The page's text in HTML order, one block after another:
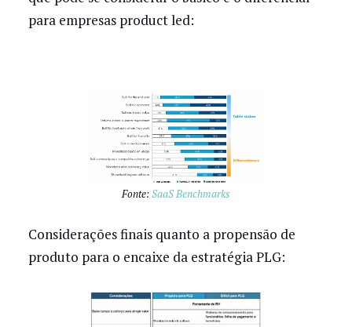
para empresas product led:
Fonte:SaaS Benchmarks
Considerações finais quanto a propensão de
produto para o encaixe da estratégia PLG: